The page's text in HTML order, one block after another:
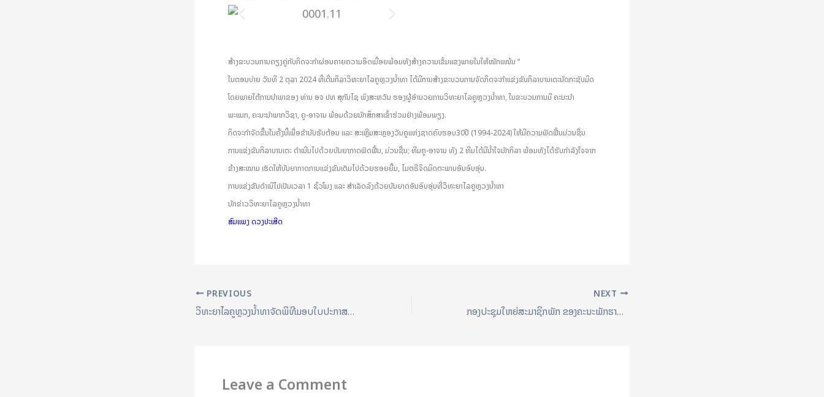
ສ້າງຂະບວນການຄຽງຄູ່ກັບກິດຈະກຳຜ່ອນຄາຍຄວາມອິດເມື່ອຍພ້ອມທັງສ້າງຄວາມເຂັ້ມແຂງພາຍໃນໃຫ້ໜັກແໜ້ນ “
ໃນຕອນບ່າຍ ວັນທີ 2 ຕຸລາ 2024 ທີ່ເດີ່ນກິລາວິທະຍາໄລຄູຫຼວງນໍ້າທາ ໄດ້ມີການສ້າງຂະບວນການຈັດກິດຈະກຳແຂ່ງຂັນກິລາບານເຕະນັດກະຊັບມິດ
ໂດຍພາຍໃຕ້ການນໍາພາຂອງ ທ່ານ ອຈ ປທ ສຸກັນໄຊ ພົງສະຫວັນ ຮອງຜູ້ອໍານວຍການວິທະຍາໄລຄູຫຼວງນໍ້າທາ, ໃນຂະບວນການມີ ຄະນະນໍາ
ພະແນກ, ຄະນະນໍາພາກວິຊາ, ຄູ-ອາຈານ ພ້ອມດ້ວຍນັກສຶກສາເຂົ້າຮ່ວມຢ່າງພ້ອມພຽງ.
ກິດຈະກໍາຈັດຂື້ນໃນຄັ້ງນີ້ເພື່ອຂໍານັບຮັບຕ້ອນ ແລະ ສະເຫຼີມສະຫຼອງວັນຄູແຫ່ງຊາດຄົບຮອບ30ປີ (1994-2024) ໃຫ້ມີຄວາມຟົດຟື້ນມ່ວນຊື່ນ
ການແຂ່ງຂັນກິລາບານເຕະ ດໍາເນີນໄປດ້ວຍບັນຍາກາດຟົດຟື້ນ, ມ່ວນຊື່ນ; ທີມຄູ-ອາຈານ ທັງ 2 ທີມໄດ້ມີນໍ້າໃຈນັກກິລາ ພ້ອມທັງໄດ້ຮັບກໍາລັງໃຈຈາກ
ຂ້າງສະໜາມ ເຮັດໃຫ້ບັນຍາກາດການແຂ່ງຂັນເຕັມໄປດ້ວຍຮອຍຍີ້ມ, ໄມຕຣີຈິດມິດຕະພາບອັນອົບອຸ່ນ.
ການແຂ່ງຂັນດໍາເນີໄປເປັນເວລາ 1 ຊົ່ວໂມງ ແລະ ສໍາເລັດລົງດ້ວຍບັນຍາດອັນອົບອຸ່ນທີ່ວິທະຍາໄລຄູຫຼວງນໍ້າທາ
ນັກຂ່າວວິທະຍາໄລຄູຫຼວງນໍ້າທາ
ສົມແພງ ດວງປະເສີດ
PREVIOUS
ວິທະຍາໄລຄູຫຼວງນໍ້າທາຈັດພິທີມອບໃບປະກາສະນິຍະບັດໃຫ້ນັກສຶກສາທີ່ສໍາເລັດການສຶກສາ
NEXT
ກອງປະຊຸມໃຫຍ່ສະມາຊິກພັກ ຂອງຄະນະພັກຮາກຖານວິທະຍາໄລຄູຫຼວງນໍ້າທາ ຄັ້ງທີ IV ຄັ້ງວັນທີ 27 ມີນາ 2025
Leave a Comment